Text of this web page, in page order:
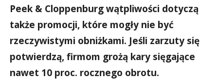
Peek & Cloppenburg wątpliwości dotyczą
także promocji, które mogły nie być
rzeczywistymi obniżkami. Jeśli zarzuty się
potwierdzą, firmom grożą kary sięgające
nawet 10 proc. rocznego obrotu.